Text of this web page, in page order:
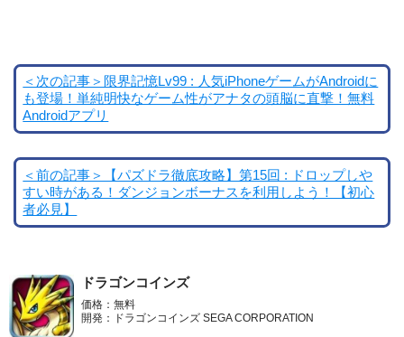
＜次の記事＞限界記憶Lv99 : 人気iPhoneゲームがAndroidに
も登場！単純明快なゲーム性がアナタの頭脳に直撃！無料
Androidアプリ
＜前の記事＞【パズドラ徹底攻略】第15回 : ドロップしや
すい時がある！ダンジョンボーナスを利用しよう！【初心
者必見】
ドラゴンコインズ
価格：無料
開発：ドラゴンコインズ SEGA CORPORATION